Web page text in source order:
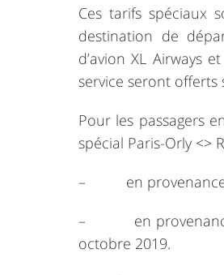
Ces tarifs spéciaux
destination de
d’avion XL Airways
service seront offerts
Pour les passagers
spécial Paris-Orly <>
– en provenance et
– en provenance
octobre 2019.